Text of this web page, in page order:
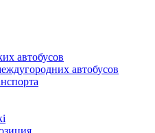
автобусов
автобусов